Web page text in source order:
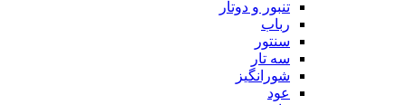
تنبور و دوتار
رباب
سنتور
سه تار
شورانگیز
عود